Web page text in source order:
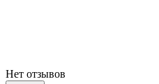
Нет отзывов